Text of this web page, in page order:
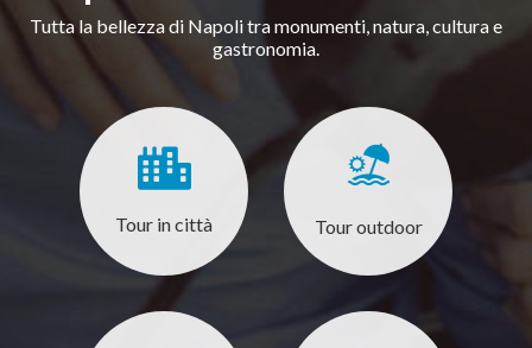
Tutta la bellezza di Napoli tra monumenti, natura, cultura e
gastronomia.
Tour in città Tour outdoor